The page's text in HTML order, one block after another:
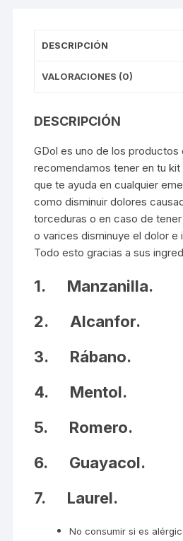
DESCRIPCIÓN
VALORACIONES (0)
DESCRIPCIÓN
GDol es uno de los productos
recomendamos tener en tu kit
que te ayuda en cualquier
como disminuir dolores
torceduras o en caso de
o varices disminuye el dolor e
Todo esto gracias a sus
1. Manzanilla.
2. Alcanfor.
3. Rábano.
4. Mentol.
5. Romero.
6. Guayacol.
7. Laurel.
No consumir si es